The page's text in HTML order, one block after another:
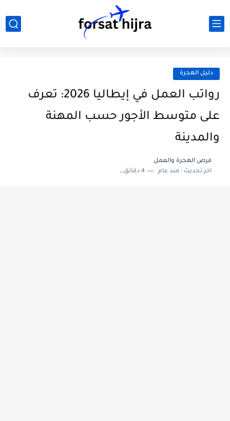
دليل الهجرة
رواتب العمل في إيطاليا 2026: تعرف
على متوسط الأجور حسب المهنة
والمدينة
فرص الهجرة والعمل
اخر تحديث :منذ عام 4 دقائق للقراءة